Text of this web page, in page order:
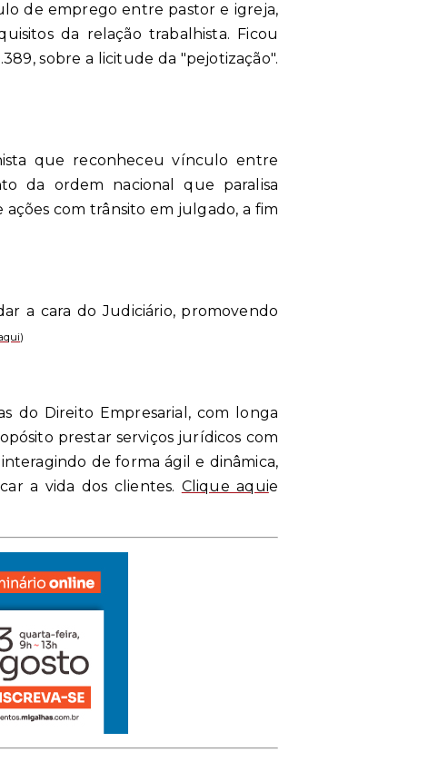
de emprego entre pastor e igreja,
da relação trabalhista. Ficou
sobre a licitude da "pejotização".
que reconheceu vínculo entre
da ordem nacional que paralisa
ações com trânsito em julgado, a fim
a cara do Judiciário, promovendo
)
do Direito Empresarial, com longa
prestar serviços jurídicos com
de forma ágil e dinâmica,
a vida dos clientes. Clique aquie